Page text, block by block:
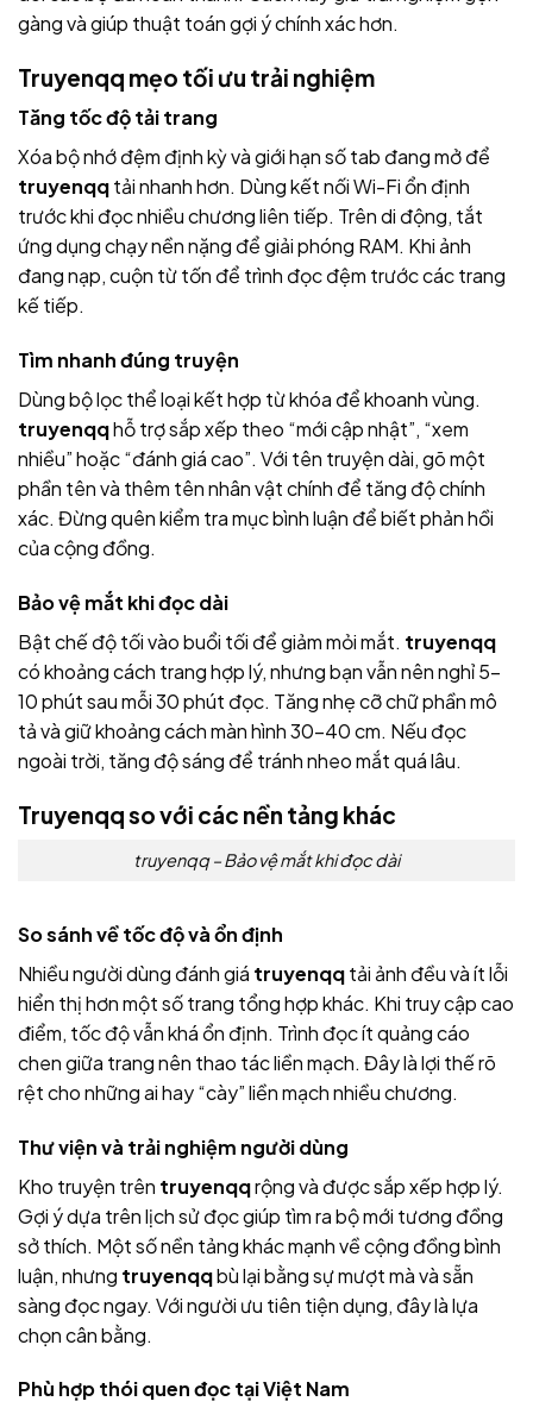
gàng và giúp thuật toán gợi ý chính xác hơn.
Truyenqq mẹo tối ưu trải nghiệm
Tăng tốc độ tải trang
Xóa bộ nhớ đệm định kỳ và giới hạn số tab đang mở để
truyenqqtải nhanh hơn. Dùng kết nối Wi-Fi ổn định
trước khi đọc nhiều chương liên tiếp. Trên di động, tắt
ứng dụng chạy nền nặng để giải phóng RAM. Khi ảnh
đang nạp, cuộn từ tốn để trình đọc đệm trước các trang
kế tiếp.
Tìm nhanh đúng truyện
Dùng bộ lọc thể loại kết hợp từ khóa để khoanh vùng.
truyenqqhỗ trợ sắp xếp theo “mới cập nhật”, “xem
nhiều” hoặc “đánh giá cao”. Với tên truyện dài, gõ một
phần tên và thêm tên nhân vật chính để tăng độ chính
xác. Đừng quên kiểm tra mục bình luận để biết phản hồi
của cộng đồng.
Bảo vệ mắt khi đọc dài
Bật chế độ tối vào buổi tối để giảm mỏi mắt. truyenqq
có khoảng cách trang hợp lý, nhưng bạn vẫn nên nghỉ 5–
10 phút sau mỗi 30 phút đọc. Tăng nhẹ cỡ chữ phần mô
tả và giữ khoảng cách màn hình 30–40 cm. Nếu đọc
ngoài trời, tăng độ sáng để tránh nheo mắt quá lâu.
Truyenqq so với các nền tảng khác
truyenqq – Bảo vệ mắt khi đọc dài
So sánh về tốc độ và ổn định
Nhiều người dùng đánh giá truyenqqtải ảnh đều và ít lỗi
hiển thị hơn một số trang tổng hợp khác. Khi truy cập cao
điểm, tốc độ vẫn khá ổn định. Trình đọc ít quảng cáo
chen giữa trang nên thao tác liền mạch. Đây là lợi thế rõ
rệt cho những ai hay “cày” liền mạch nhiều chương.
Thư viện và trải nghiệm người dùng
Kho truyện trên truyenqqrộng và được sắp xếp hợp lý.
Gợi ý dựa trên lịch sử đọc giúp tìm ra bộ mới tương đồng
sở thích. Một số nền tảng khác mạnh về cộng đồng bình
luận, nhưng truyenqqbù lại bằng sự mượt mà và sẵn
sàng đọc ngay. Với người ưu tiên tiện dụng, đây là lựa
chọn cân bằng.
Phù hợp thói quen đọc tại Việt Nam